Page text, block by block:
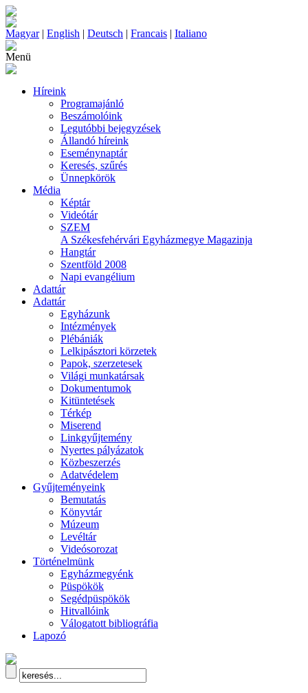
Magyar| English | Deutsch | Francais | Italiano
Menü
Híreink
Programajánló
Beszámolóink
Legutóbbi bejegyzések
Állandó híreink
Eseménynaptár
Keresés, szűrés
Ünnepkörök
Média
Képtár
Videótár
SZEM
A Székesfehérvári Egyházmegye Magazinja
Hangtár
Szentföld 2008
Napi evangélium
Adattár
Adattár
Egyházunk
Intézmények
Plébániák
Lelkipásztori körzetek
Papok, szerzetesek
Világi munkatársak
Dokumentumok
Kitüntetések
Térkép
Miserend
Linkgyűjtemény
Nyertes pályázatok
Közbeszerzés
Adatvédelem
Gyűjteményeink
Bemutatás
Könyvtár
Múzeum
Levéltár
Videósorozat
Történelmünk
Egyházmegyénk
Püspökök
Segédpüspökök
Hitvallóink
Válogatott bibliográfia
Lapozó